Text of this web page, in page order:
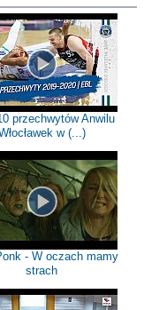
przechwytów Anwilu
w (...)
- W oczach mamy
strach